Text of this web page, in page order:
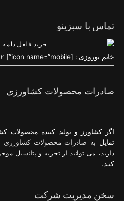
تماس با سبزینو
خانم نوروزی : [icon name=”mobile”]
صادرات محصولات کشاورزی
اگر کشاورز و تولید کننده محصولات
تمایل به صادرات محصولات کشاورزی
دارید، می توانید از تجربه و پتانسیل
کنید.
سخن مدیریت شرکت